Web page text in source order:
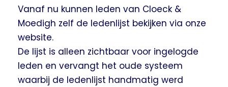
Vanaf nu kunnen leden van Cloeck &
Moedigh zelf de ledenlijst bekijken via onze
website.
De lijst is alleen zichtbaar voor ingelogde
leden en vervangt het oude systeem
waarbij de ledenlijst handmatig werd